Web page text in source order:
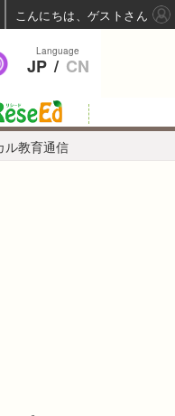
ル教育通信
Language
JP / CN
こんにちは、ゲストさん